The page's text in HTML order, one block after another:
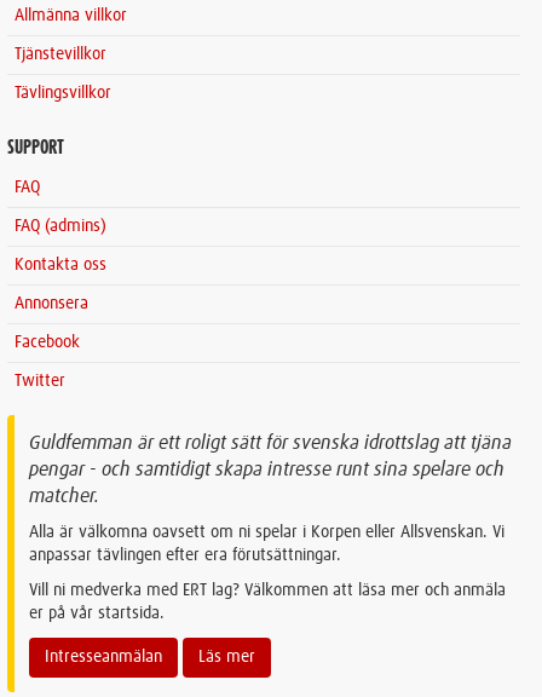
Allmänna villkor
Tjänstevillkor
Tävlingsvillkor
SUPPORT
FAQ
FAQ (admins)
Kontakta oss
Annonsera
Facebook
Twitter
Guldfemman är ett roligt sätt för svenska idrottslag att tjäna
pengar - och samtidigt skapa intresse runt sina spelare och
matcher.
Alla är välkomna oavsett om ni spelar i Korpen eller Allsvenskan. Vi
anpassar tävlingen efter era förutsättningar.
Vill ni medverka med ERT lag? Välkommen att läsa mer och anmäla
er på vår startsida.
Intresseanmälan Läs mer